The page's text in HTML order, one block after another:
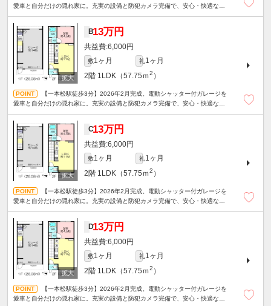
愛車と自分だけの隠れ家に。充実の設備と防犯カメラ完備で、安心・快適なガ
B13万円
6,000円
敷1ヶ月 礼1ヶ月
2階 1LDK（57.75ｍ2 ）
【一本松駅徒歩3分】2026年2月完成。電動シャッター付ガレージを
愛車と自分だけの隠れ家に。充実の設備と防犯カメラ完備で、安心・快適なガ
C13万円
6,000円
敷1ヶ月 礼1ヶ月
2階 1LDK（57.75ｍ2 ）
【一本松駅徒歩3分】2026年2月完成。電動シャッター付ガレージを
愛車と自分だけの隠れ家に。充実の設備と防犯カメラ完備で、安心・快適なガ
D13万円
6,000円
敷1ヶ月 礼1ヶ月
2階 1LDK（57.75ｍ2 ）
【一本松駅徒歩3分】2026年2月完成。電動シャッター付ガレージを
愛車と自分だけの隠れ家に。充実の設備と防犯カメラ完備で、安心・快適なガ